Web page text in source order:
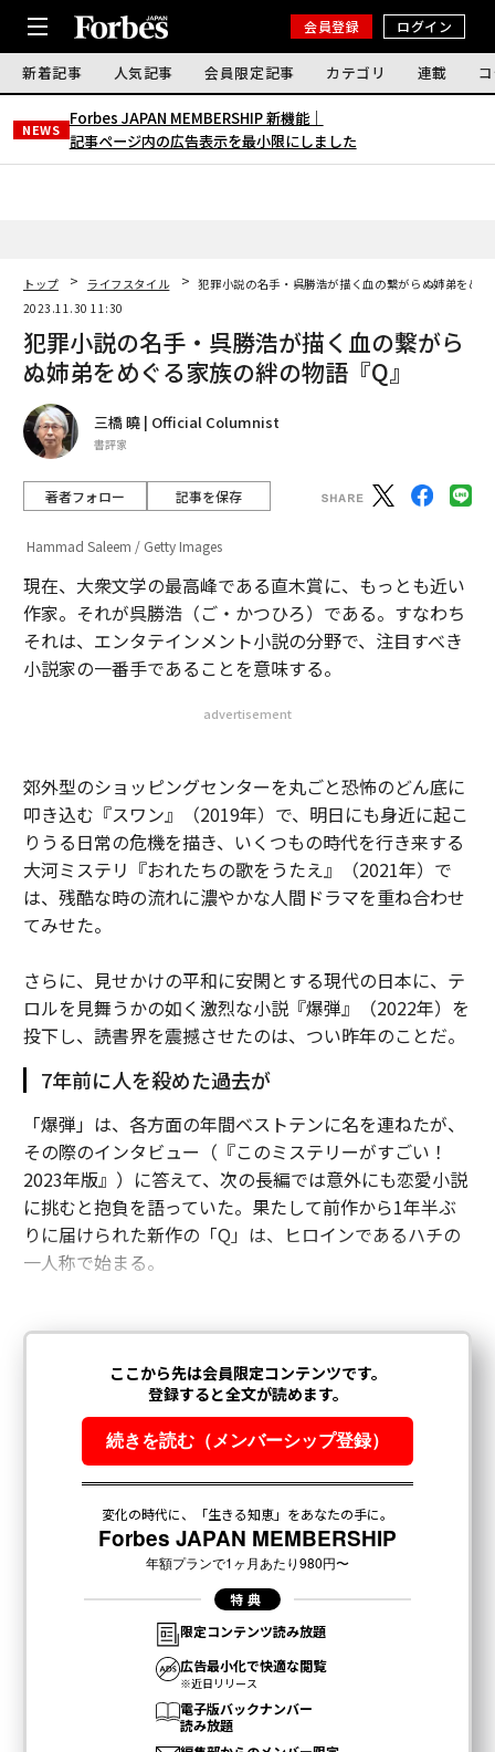
会員登録 ログイン
新着記事 人気記事 会員限定記事 カテゴリ 連載
NEWS
Forbes JAPAN MEMBERSHIP 新機能｜
記事ページ内の広告表示を最小限にしました
トップ ライフスタイル
犯罪小説の名手・呉勝浩が描く血の繋がらぬ姉弟をめ
2023.11.30 11:30
犯罪小説の名手・呉勝浩が描く血の繋がら
ぬ姉弟をめぐる家族の絆の物語『Q』
三橋 曉 | Official Columnist
書評家
著者フォロー 記事を保存
Hammad Saleem / Getty Images
現在、大衆文学の最高峰である直木賞に、もっとも近い
作家。それが呉勝浩（ご・かつひろ）である。すなわち
それは、エンタテインメント小説の分野で、注目すべき
小説家の一番手であることを意味する。
advertisement
郊外型のショッピングセンターを丸ごと恐怖のどん底に
叩き込む『スワン』（2019年）で、明日にも身近に起こ
りうる日常の危機を描き、いくつもの時代を行き来する
大河ミステリ『おれたちの歌をうたえ』（2021年）で
は、残酷な時の流れに濃やかな人間ドラマを重ね合わせ
てみせた。
さらに、見せかけの平和に安閑とする現代の日本に、テ
ロルを見舞うかの如く激烈な小説『爆弾』（2022年）を
投下し、読書界を震撼させたのは、つい昨年のことだ。
7年前に人を殺めた過去が
「爆弾」は、各方面の年間ベストテンに名を連ねたが、
その際のインタビュー（『このミステリーがすごい！
2023年版』）に答えて、次の長編では意外にも恋愛小説
に挑むと抱負を語っていた。果たして前作から1年半ぶ
りに届けられた新作の「Q」は、ヒロインであるハチの
一人称で始まる。